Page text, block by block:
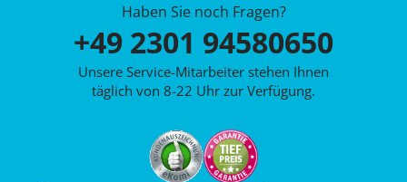
Haben Sie noch Fragen?
+49 2301 94580650
Unsere Service-Mitarbeiter stehen Ihnen
täglich von 8-22 Uhr zur Verfügung.